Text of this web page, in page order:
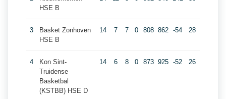
HSE B
3
Basket Zonhoven
HSE B
14 7 7 0 808 862 -54 28
4
Kon Sint-
Truidense
Basketbal
(KSTBB) HSE D
14 6 8 0 873 925 -52 26